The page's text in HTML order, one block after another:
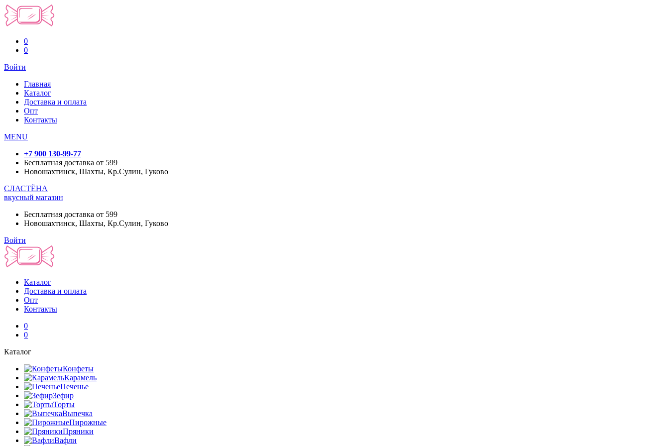
0
0
Войти
Главная
Каталог
Доставка и оплата
Опт
Контакты
MENU
+7 900 130-99-77
Бесплатная доставка от 599
Новошахтинск, Шахты, Кр.Сулин, Гуково
СЛАСТЁНА
вкусный магазин
Бесплатная доставка от 599
Новошахтинск, Шахты, Кр.Сулин, Гуково
Войти
Каталог
Доставка и оплата
Опт
Контакты
0
0
Каталог
Конфеты
Карамель
Печенье
Зефир
Торты
Выпечка
Пирожные
Пряники
Вафли